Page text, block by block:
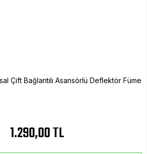
Çift Bağlantılı Asansörlü Deflektör Füme
1.290,00 TL